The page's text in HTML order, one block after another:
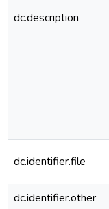
dc.description
dc.identifier.file
dc.identifier.other